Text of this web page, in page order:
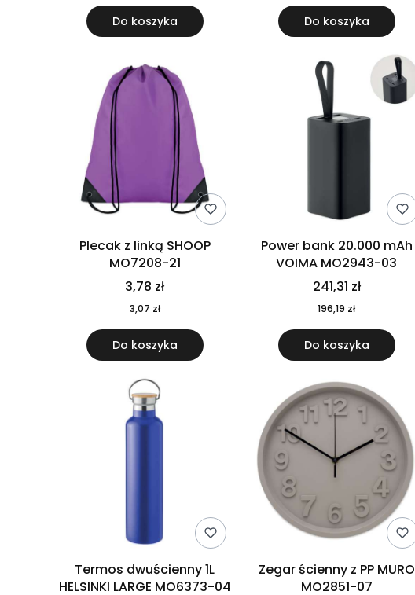
Do koszyka Do koszyka
Plecak z linką SHOOP
MO7208-21
3,78 zł
3,07 zł
Do koszyka
Power bank 20.000 mAh
VOIMA MO2943-03
241,31 zł
196,19 zł
Do koszyka
Termos dwuścienny 1L
HELSINKI LARGE MO6373-04
Zegar ścienny z PP MURO
MO2851-07